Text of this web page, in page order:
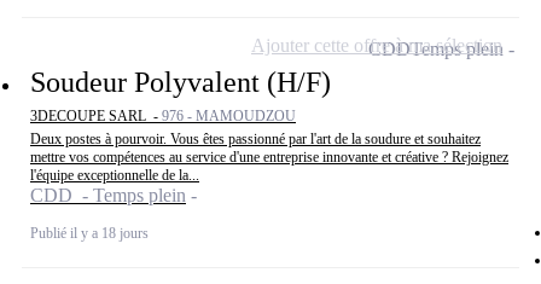
Soudeur Polyvalent (H/F)
3DECOUPE SARL - 976 - MAMOUDZOU
Deux postes à pourvoir. Vous êtes passionné par l'art de la soudure et souhaitez
mettre vos compétences au service d'une entreprise innovante et créative ? Rejoignez
l'équipe exceptionnelle de la...
CDD - Temps plein
Publié il y a 18 jours
CDDTemps plein
Ajouter cette offre à ma sélection